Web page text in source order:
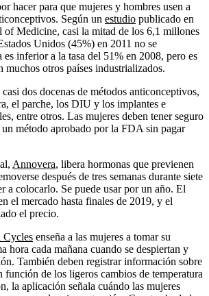
hacer para que mujeres y hombres usen a
Según un estudio publicado en
of Medicine, casi la mitad de los 6,1 millones
Unidos (45%) en 2011 no se
inferior a la tasa del 51% en 2008, pero es
muchos otros países industrializados.
dos docenas de métodos anticonceptivos,
el parche, los DIU y los implantes e
entre otros. Las mujeres deben tener seguro
un método aprobado por la FDA sin pagar
Annovera, libera hormonas que previenen
después de tres semanas durante siete
a colocarlo. Se puede usar por un año. El
el mercado hasta finales de 2019, y el
el precio.
Cycles enseña a las mujeres a tomar su
hora cada mañana cuando se despiertan y
También deben registrar información sobre
función de los ligeros cambios de temperatura
la aplicación señala cuándo las mujeres